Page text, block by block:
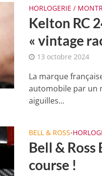
HORLOGERIE /
Kelton RC
« vintage
13 octobre 2024
La marque
automobile par un
aiguilles...
BELL & ROSS•
Bell & Ross
course !